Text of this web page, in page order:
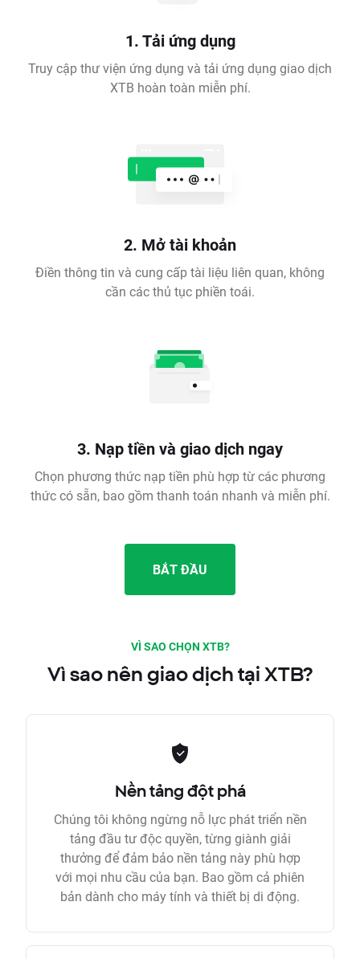
1. Tải ứng dụng
Truy cập thư viện ứng dụng và tải ứng dụng giao dịch
XTB hoàn toàn miễn phí.
2. Mở tài khoản
Điền thông tin và cung cấp tài liệu liên quan, không
cần các thủ tục phiền toái.
3. Nạp tiền và giao dịch ngay
Chọn phương thức nạp tiền phù hợp từ các phương
thức có sẵn, bao gồm thanh toán nhanh và miễn phí.
BẮT ĐẦU
VÌ SAO CHỌN XTB?
Vì sao nên giao dịch tại XTB?
Nền tảng đột phá
Chúng tôi không ngừng nỗ lực phát triển nền
tảng đầu tư độc quyền, từng giành giải
thưởng để đảm bảo nền tảng này phù hợp
với mọi nhu cầu của bạn. Bao gồm cả phiên
bản dành cho máy tính và thiết bị di động.